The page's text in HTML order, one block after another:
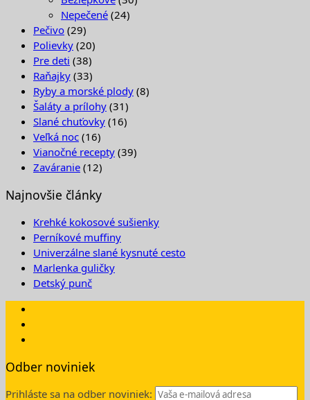
Nepečené (24)
Pečivo (29)
Polievky (20)
Pre deti (38)
Raňajky (33)
Ryby a morské plody (8)
Šaláty a prílohy (31)
Slané chuťovky (16)
Veľká noc (16)
Vianočné recepty (39)
Zaváranie (12)
Najnovšie články
Krehké kokosové sušienky
Perníkové muffiny
Univerzálne slané kysnuté cesto
Marlenka guličky
Detský punč
Odber noviniek
Prihláste sa na odber noviniek: